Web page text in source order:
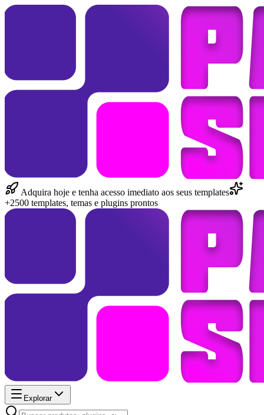
Adquira hoje e tenha acesso imediato aos seus templates
+2500 templates, temas e plugins prontos
Explorar